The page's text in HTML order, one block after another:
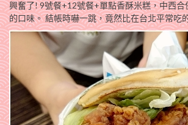
興奮了! 9號餐+12號餐+單點香酥米糕，中西合
的口味。 結帳時嚇一跳，竟然比在台北平常吃